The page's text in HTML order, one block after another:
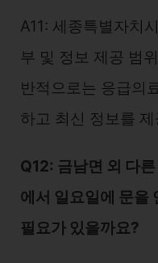
A11: 세종특별자치
부 및 정보 제공 범
반적으로는 응급의
하고 최신 정보를
Q12: 금남면 외 다
에서 일요일에 문을
필요가 있을까요?